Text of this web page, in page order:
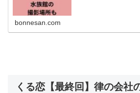
bonnesan.com
くる恋【最終回】律の会社